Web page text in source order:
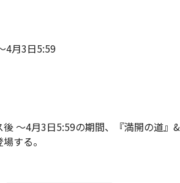
4月3日5:59
～4月3日5:59の期間、『満開の道』
する。